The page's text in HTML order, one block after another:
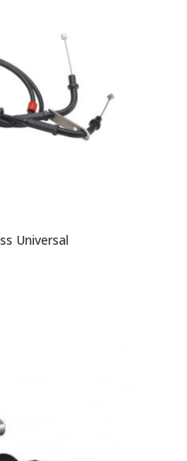
Universal